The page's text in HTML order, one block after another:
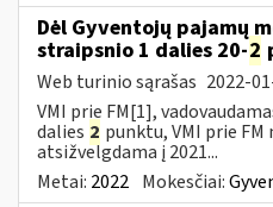
Dėl Gyventojų pajamų
straipsnio 1 dalies 20-2
Web turinio sąrašas 2022-
VMI prie FM[1],
dalies 2 punktu, VMI prie
atsižvelgdama į 2021...
Metai: 2022 Mokesčiai: